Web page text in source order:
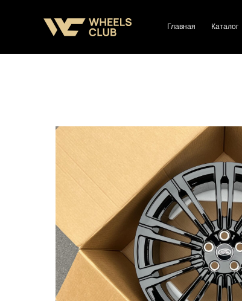
Главная Каталог